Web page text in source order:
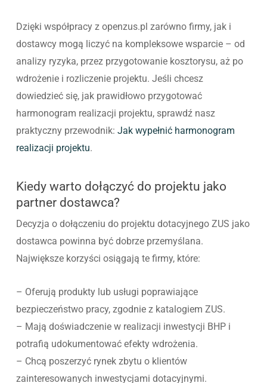
Dzięki współpracy z openzus.pl zarówno firmy, jak i
dostawcy mogą liczyć na kompleksowe wsparcie – od
analizy ryzyka, przez przygotowanie kosztorysu, aż po
wdrożenie i rozliczenie projektu. Jeśli chcesz
dowiedzieć się, jak prawidłowo przygotować
harmonogram realizacji projektu, sprawdź nasz
praktyczny przewodnik: Jak wypełnić harmonogram
realizacji projektu.
Kiedy warto dołączyć do projektu jako
partner dostawca?
Decyzja o dołączeniu do projektu dotacyjnego ZUS jako
dostawca powinna być dobrze przemyślana.
Największe korzyści osiągają te firmy, które:
– Oferują produkty lub usługi poprawiające
bezpieczeństwo pracy, zgodnie z katalogiem ZUS.
– Mają doświadczenie w realizacji inwestycji BHP i
potrafią udokumentować efekty wdrożenia.
– Chcą poszerzyć rynek zbytu o klientów
zainteresowanych inwestycjami dotacyjnymi.